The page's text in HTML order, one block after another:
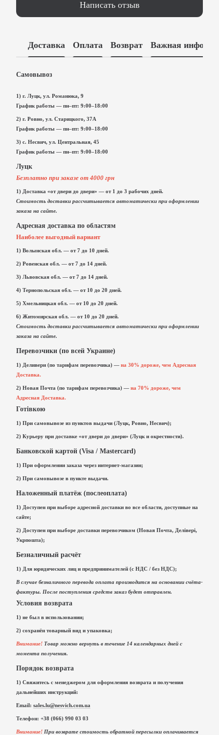
Написать отзыв
Доставка Оплата Возврат Важная
Самовывоз
1) г. Луцк, ул. Романюка, 9
График работы — пн–пт: 9:00–18:00
2) г. Ровно, ул. Старицкого, 37А
График работы — пн–пт: 9:00–18:00
3) с. Несвич, ул. Центральная, 45
График работы — пн–пт: 9:00–18:00
Луцк
Безплатно при заказе от 4000 грн
1) Доставка «от двери до двери» — от 1 до 3 рабочих дней.
Стоимость доставки рассчитывается автоматически при оформлении
заказа на сайте.
Адресная доставка по областям
Наиболее выгодный вариант
1) Волынская обл. — от 7 до 10 дней.
2) Ровенская обл. — от 7 до 14 дней.
3) Львовская обл. — от 7 до 14 дней.
4) Тернопольская обл. — от 10 до 20 дней.
5) Хмельницкая обл. — от 10 до 20 дней.
6) Житомирская обл. — от 10 до 20 дней.
Стоимость доставки рассчитывается автоматически при оформлении
заказа на сайте.
Перевозчики (по всей Украине)
1) Деливери (по тарифам перевозчика) — на 30% дороже, чем Адресная
Доставка.
2) Новая Почта (по тарифам перевозчика) — на 70% дороже, чем
Адресная Доставка.
Готівкою
1) При самовывозе из пунктов выдачи (Луцк, Ровно, Несвич);
2) Курьеру при доставке «от двери до двери» (Луцк и окрестности).
Банковской картой (Visa / Mastercard)
1) При оформлении заказа через интернет-магазин;
2) При самовывозе в пункте выдачи.
Наложенный платёж (послеоплата)
1) Доступен при выборе адресной доставки во все области, доступные на
сайте;
2) Доступен при выборе доставки перевозчиком (Новая Почта, Делівері,
Укрпошта);
Безналичный расчёт
1) Для юридических лиц и предпринимателей (с НДС / без НДС);
В случае безналичного перевода оплата производится на основании счёта-
фактуры. После поступления средств заказ будет отправлен.
Условия возврата
1) не был в использовании;
2) сохранён товарный вид и упаковка;
Внимание! Товар можно вернуть в течение 14 календарных дней с
момента получения.
Порядок возврата
1) Свяжитесь с менеджером для оформления возврата и получения
дальнейших инструкций:
Email: sales.lu@nesvich.com.ua
Телефон: +38 (066) 990 03 03
Внимание! При возврате стоимость обратной пересылки оплачивается